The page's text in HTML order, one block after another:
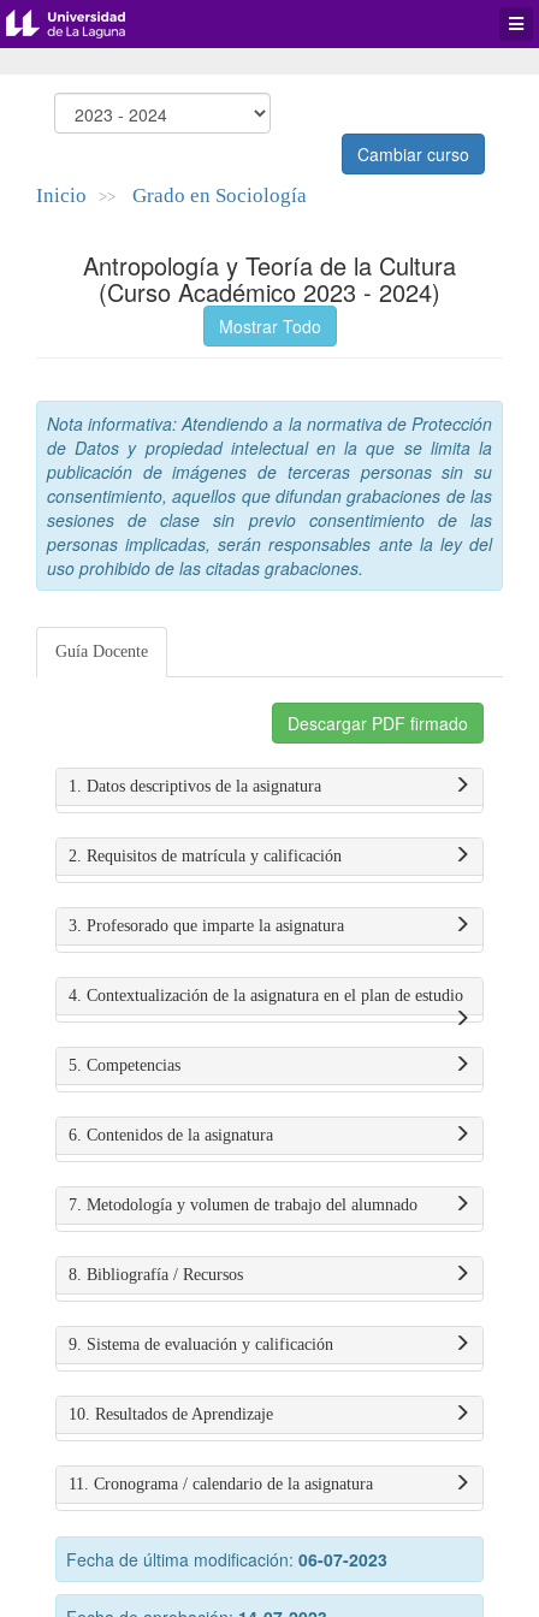
Cambiar curso
Inicio >> Grado en Sociología
Antropología y Teoría de la Cultura
(Curso Académico 2023 - 2024)
Mostrar Todo
Nota informativa: Atendiendo a la normativa de Protección
de Datos y propiedad intelectual en la que se limita la
publicación de imágenes de terceras personas sin su
consentimiento, aquellos que difundan grabaciones de las
sesiones de clase sin previo consentimiento de las
personas implicadas, serán responsables ante la ley del
uso prohibido de las citadas grabaciones.
Guía Docente
Descargar PDF firmado
1. Datos descriptivos de la asignatura
2. Requisitos de matrícula y calificación
3. Profesorado que imparte la asignatura
4. Contextualización de la asignatura en el plan de estudio
5. Competencias
6. Contenidos de la asignatura
7. Metodología y volumen de trabajo del alumnado
8. Bibliografía / Recursos
9. Sistema de evaluación y calificación
10. Resultados de Aprendizaje
11. Cronograma / calendario de la asignatura
Fecha de última modificación: 06-07-2023